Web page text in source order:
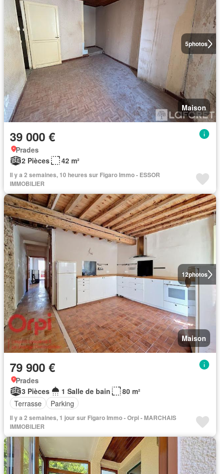
5photos
Maison
39 000 €
Prades
2 Pièces
42 m²
Il y a 2 semaines, 10 heures sur Figaro Immo - ESSOR
IMMOBILIER
12photos
Maison
79 900 €
Prades
3 Pièces
1 Salle de bain
80 m²
Terrasse
Parking
Il y a 2 semaines, 1 jour sur Figaro Immo - Orpi - MARCHAIS
IMMOBILIER